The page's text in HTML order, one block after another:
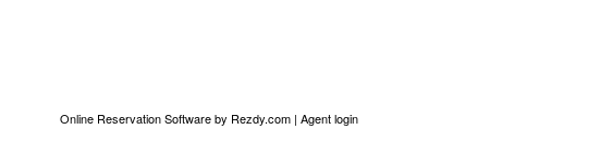
Online Reservation Softwareby Rezdy.com | Agent login